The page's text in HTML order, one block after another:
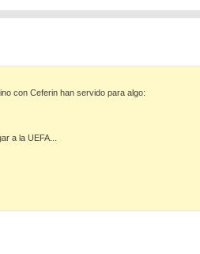
con Ceferin han servido para algo:
a la UEFA...